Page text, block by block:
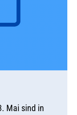
Mai sind in